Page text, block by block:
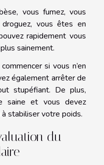
vous fumez, vous
vous êtes en
rapidement vous
sainement.
si vous n’en
également arrêter de
stupéfiant. De plus,
saine et vous devez
stabiliser votre poids.
du